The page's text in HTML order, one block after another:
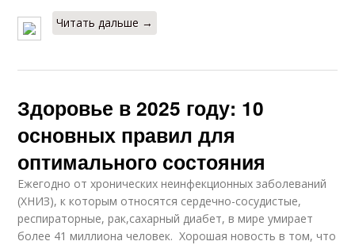
Читать дальше →
Здоровье в 2025 году: 10
основных правил для
оптимального состояния
Ежегодно от хронических неинфекционных заболеваний
(ХНИЗ), к которым относятся сердечно-сосудистые,
респираторные, рак,сахарный диабет, в мире умирает
более 41 миллиона человек. Хорошая новость в том, что